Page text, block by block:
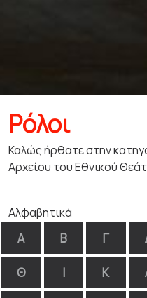
Ρόλοι
Καλώς ήρθατε στην
Αρχείου του Εθνικού
Αλφαβητικά
Α Β Γ
Θ Ι Κ